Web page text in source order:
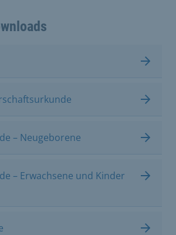
– Neugeborene
– Erwachsene und Kinder